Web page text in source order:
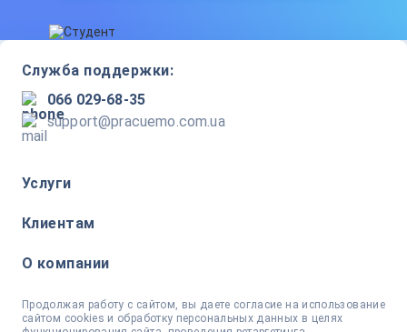
Служба поддержки:
066 029-68-35
support@pracuemo.com.ua
Услуги
Клиентам
О компании
Продолжая работу с сайтом, вы даете согласие на использование
сайтом cookies и обработку персональных данных в целях